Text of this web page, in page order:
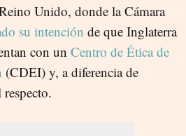
Unido, donde la Cámara
su intención de que Inglaterra
con un Centro de Ética de
(CDEI) y, a diferencia de